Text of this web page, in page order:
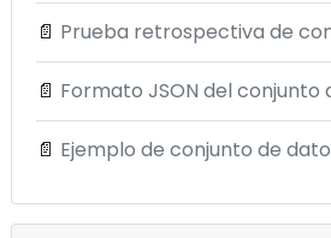
📄 Prueba retrospectiva de
📄 Formato JSON del conjunto
📄 Ejemplo de conjunto de